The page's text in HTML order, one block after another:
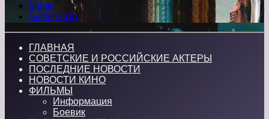
Меню
Switch skin
ГЛАВНАЯ
СОВЕТСКИЕ И РОССИЙСКИЕ АКТЕРЫ
ПОСЛЕДНИЕ НОВОСТИ
НОВОСТИ КИНО
ФИЛЬМЫ
Информация
Боевик